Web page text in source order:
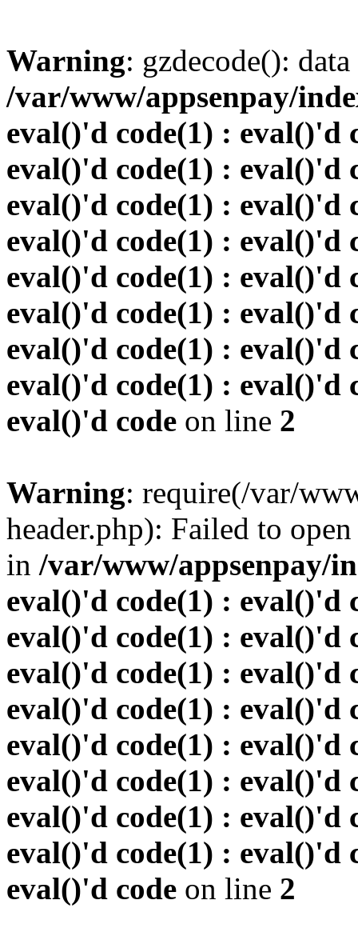
Warning: gzdecode():
/var/www/appsenpay/
eval()'d code(1) : eval()'d
eval()'d code(1) : eval()'d
eval()'d code(1) : eval()'d
eval()'d code(1) : eval()'d
eval()'d code(1) : eval()'d
eval()'d code(1) : eval()'d
eval()'d code(1) : eval()'d
eval()'d code(1) : eval()'d
eval()'d code on line 2
Warning: require(/var/
header.php): Failed to
in /var/www/appsenpay/
eval()'d code(1) : eval()'d
eval()'d code(1) : eval()'d
eval()'d code(1) : eval()'d
eval()'d code(1) : eval()'d
eval()'d code(1) : eval()'d
eval()'d code(1) : eval()'d
eval()'d code(1) : eval()'d
eval()'d code(1) : eval()'d
eval()'d code on line 2